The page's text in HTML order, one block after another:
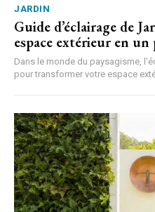
JARDIN
Guide d’éclairage de
espace extérieur en
Dans le monde du paysagisme,
pour transformer votre espace